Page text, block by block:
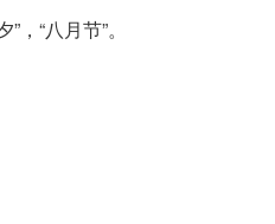
“八月节”。